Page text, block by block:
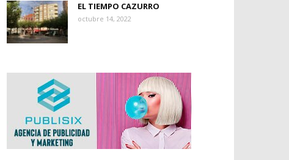
EL TIEMPO CAZURRO
octubre 14, 2022